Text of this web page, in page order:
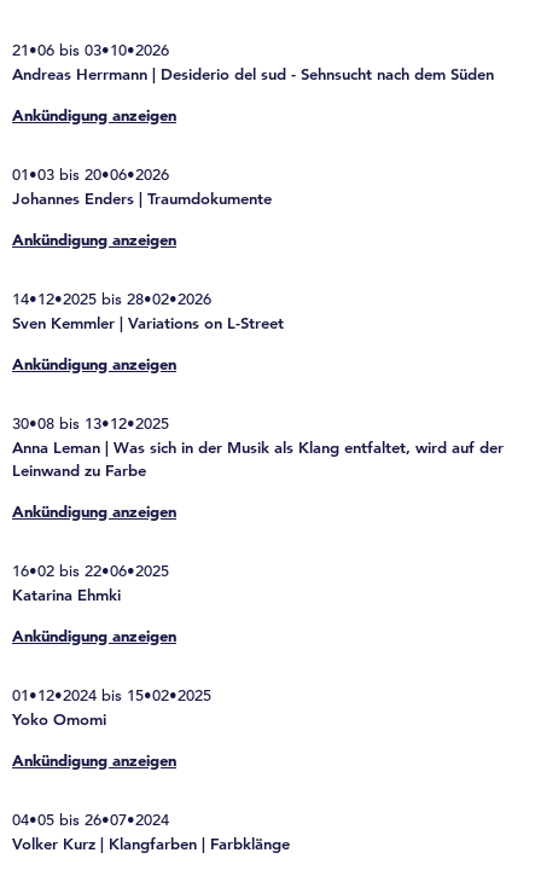
21•06 bis 03•10•2026
Andreas Herrmann | Desiderio del sud - Sehnsucht nach dem Süden
Ankündigung anzeigen
01•03 bis 20•06•2026
Johannes Enders | Traumdokumente
Ankündigung anzeigen
14•12•2025 bis 28•02•2026
Sven Kemmler | Variations on L-Street
Ankündigung anzeigen
30•08 bis 13•12•2025
Anna Leman | Was sich in der Musik als Klang entfaltet, wird auf der
Leinwand zu Farbe
Ankündigung anzeigen
16•02 bis 22•06•2025
Katarina Ehmki
Ankündigung anzeigen
01•12•2024 bis 15•02•2025
Yoko Omomi
Ankündigung anzeigen
04•05 bis 26•07•2024
Volker Kurz | Klangfarben | Farbklänge